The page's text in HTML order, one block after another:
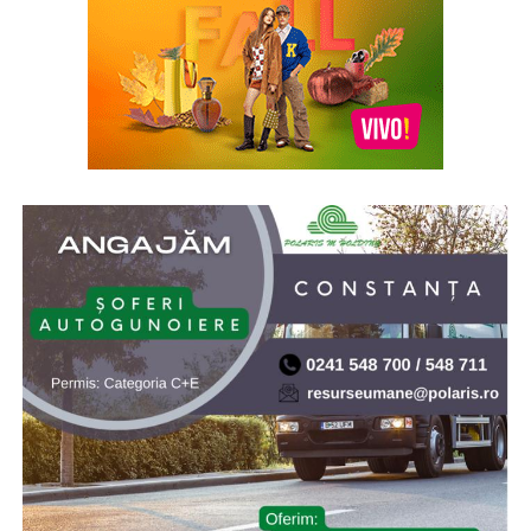
ortodoxe din acea vreme
* Acum 21 de ani (2005), prin Hotărârea de Guvern nr.
902/2005, s-a aprobat înfiinţarea Institutului Naţional
pentru Studierea Holocaustului din România „Elie
Wiesel”. Elie (Eliezer) Wiesel (1928-2016) a fost evreu-
Holocaustului, scriitor, profesor, filozof, ziarist, eseist și
un activist în drepturile omului. Inaugurarea a avut loc
la 10.X.2005, cu ocazia celei de-a doua comemorări a
„Zilei Holocaustului din România”
* Cu 19 ani în urmă (2007) NASA a lansat sonda Phoenix
Mars Lander, care ulterior a găsit dovezi ale existenței
apei pe planeta Marte. Phoenix Mars Lander, pe scurt
Phoenix, este o navă-robot dedicată continuării misiunii
explorării spațiului, având ca țintă continuarea
explorării planetei Marte a sistemului nostru solar.